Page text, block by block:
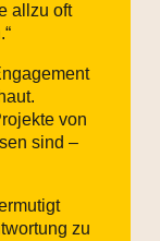
allzu oft
von
sind –
zu